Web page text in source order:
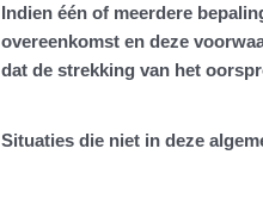
Indien één of meerdere
overeenkomst en deze
dat de strekking van het
Situaties die niet in deze